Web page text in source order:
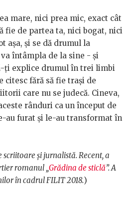
mare, nici prea mic, exact cât
fie de partea ta, nici bogat, nici
așa, și se dă drumul la
întâmpla de la sine - și
ți explice drumul în trei limbi
citesc fără să fie trași de
care nu se judecă. Cineva,
rânduri ca un început de
au furat și le-au transformat în
scriitoare și jurnalistă. Recent, a
romanul „Grădina de sticlă”. A
în cadrul FILIT 2018.)